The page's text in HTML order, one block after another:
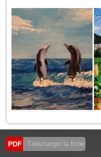
PDF Télécharger la fiche